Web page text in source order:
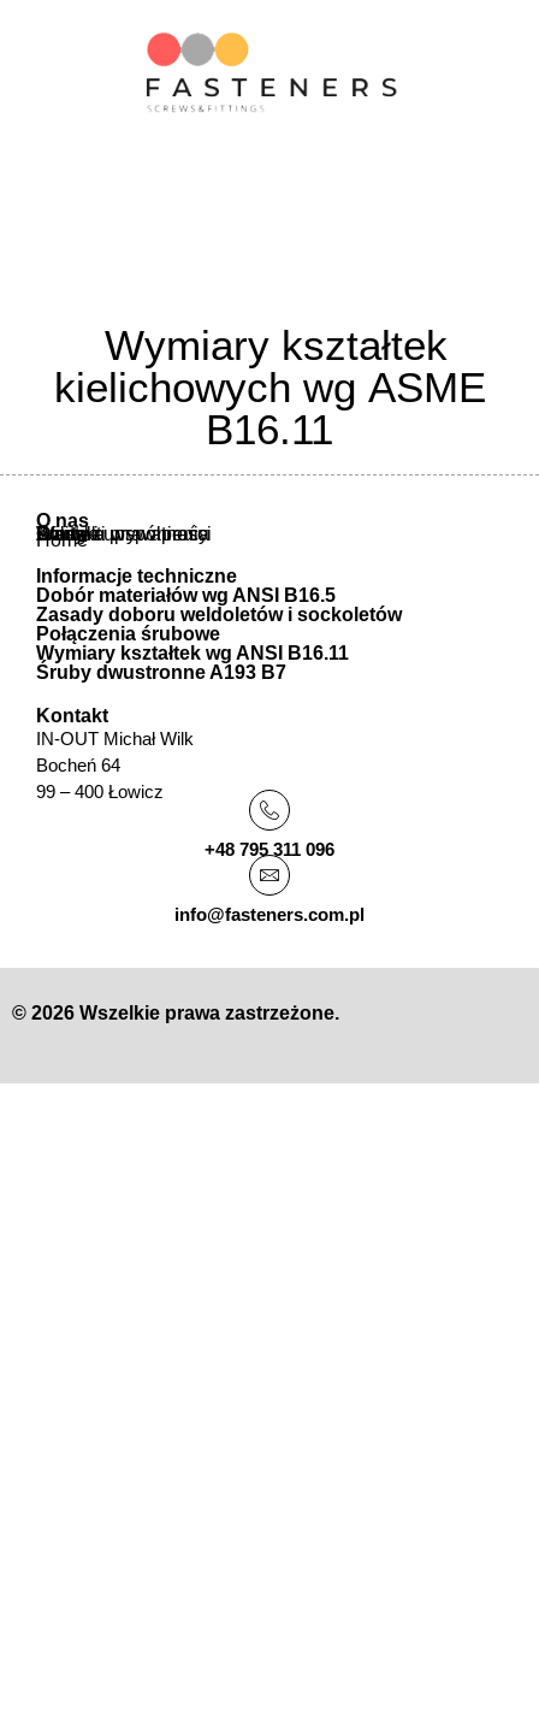
Wymiary kształtek
kielichowych wg ASME
B16.11
O nas
Home
O nas
Oferta
Atesty i uprawnienia
Warunki współpracy
Polityka prywatności
Kontakt
Informacje techniczne
Dobór materiałów wg ANSI B16.5
Zasady doboru weldoletów i sockoletów
Połączenia śrubowe
Wymiary kształtek wg ANSI B16.11
Śruby dwustronne A193 B7
Kontakt
IN-OUT Michał Wilk
Bocheń 64
99 – 400 Łowicz
+48 795 311 096
info@fasteners.com.pl
© 2026 Wszelkie prawa zastrzeżone.